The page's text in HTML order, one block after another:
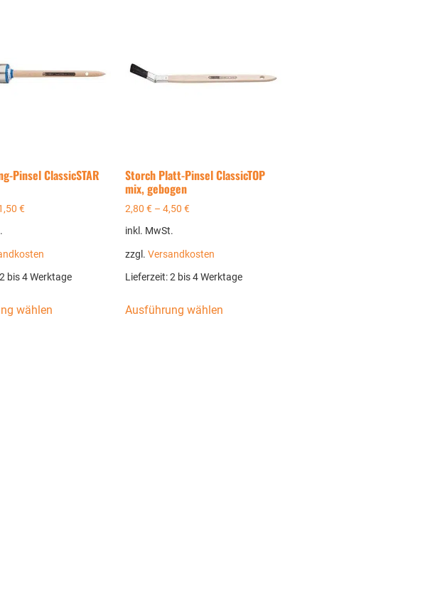
Pinsel ClassicSTAR
€
2 bis 4 Werktage
wählen
Storch Platt-Pinsel ClassicTOP
mix, gebogen
2,80€ –4,50€
inkl. MwSt.
zzgl.Versandkosten
Lieferzeit:2 bis 4 Werktage
Ausführung wählen